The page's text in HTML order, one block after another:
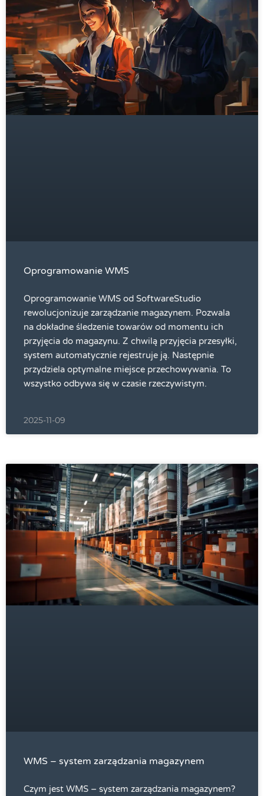
Oprogramowanie WMS
Oprogramowanie WMS od SoftwareStudio
rewolucjonizuje zarządzanie magazynem. Pozwala
na dokładne śledzenie towarów od momentu ich
przyjęcia do magazynu. Z chwilą przyjęcia przesyłki,
system automatycznie rejestruje ją. Następnie
przydziela optymalne miejsce przechowywania. To
wszystko odbywa się w czasie rzeczywistym.
2025-11-09
WMS – system zarządzania magazynem
Czym jest WMS – system zarządzania magazynem?